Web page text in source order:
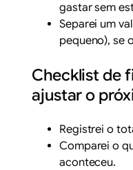
gastar sem
Separei um
pequeno), se
Checklist de
ajustar o
Registrei o
Comparei o
aconteceu.